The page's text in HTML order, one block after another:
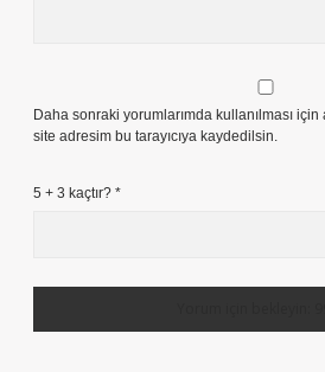
Daha sonraki yorumlarımda kullanılması
site adresim bu tarayıcıya kaydedilsin.
5 + 3 kaçtır? *